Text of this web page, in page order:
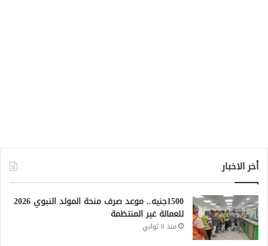
أخر الاخبار
1500جنيه.. موعد صرف منحة المولد النبوي 2026
للعمالة غير المنتظمة
منذ 6 ثواني